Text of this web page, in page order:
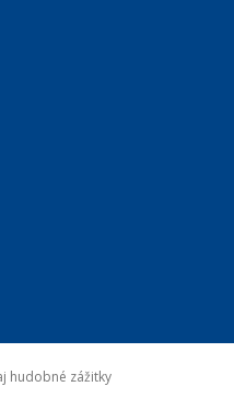
hudobné zážitky